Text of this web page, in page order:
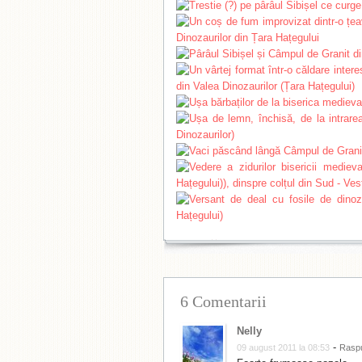
6 Comentarii
Nelly
09 august 2011 la 08:53 -